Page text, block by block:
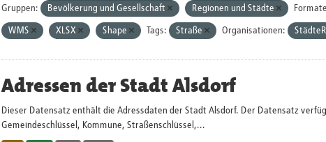
Gruppen: Bevölkerung und Gesellschaft Regionen und Städte
WMS XLSX Shape Tags: Straße Organisationen:
Adressen der Stadt Alsdorf
Dieser Datensatz enthält die Adressdaten der Stadt Alsdorf. Der Datensatz
Gemeindeschlüssel, Kommune, Straßenschlüssel,...